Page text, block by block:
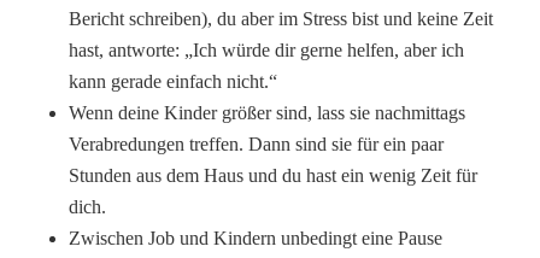
Bericht schreiben), du aber im Stress bist und keine Zeit
hast, antworte: „Ich würde dir gerne helfen, aber ich
kann gerade einfach nicht.“
Wenn deine Kinder größer sind, lass sie nachmittags
Verabredungen treffen. Dann sind sie für ein paar
Stunden aus dem Haus und du hast ein wenig Zeit für
dich.
Zwischen Job und Kindern unbedingt eine Pause